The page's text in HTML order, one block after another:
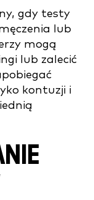
gdy testy
lub
mogą
lub zalecić
kontuzji i